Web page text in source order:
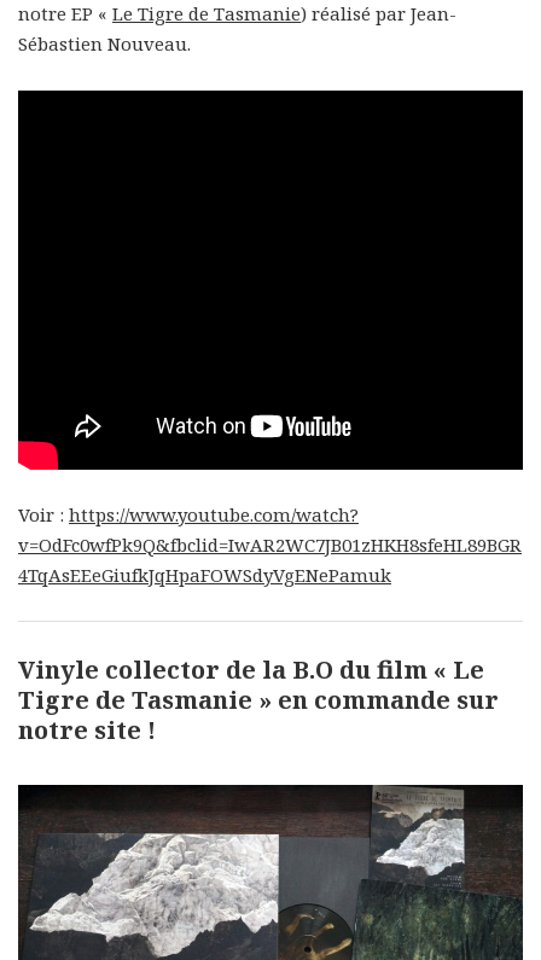
notre EP « Le Tigre de Tasmanie) réalisé par Jean-
Sébastien Nouveau.
Voir : https://www.youtube.com/watch?
v=OdFc0wfPk9Q&fbclid=IwAR2WC7JB01zHKH8sfeHL89BGR
4TqAsEEeGiufkJqHpaFOWSdyVgENePamuk
Vinyle collector de la B.O du film « Le
Tigre de Tasmanie » en commande sur
notre site !